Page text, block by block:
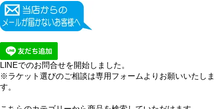
LINEでのお問合せを開始しました。
※ラケット選びのご相談は専用フォームよりお願いいたしま
す。